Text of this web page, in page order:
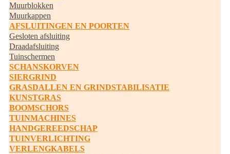
Muurblokken
Muurkappen
AFSLUITINGEN EN POORTEN
Gesloten afsluiting
Draadafsluiting
Tuinschermen
SCHANSKORVEN
SIERGRIND
GRASDALLEN EN GRINDSTABILISATIE
KUNSTGRAS
BOOMSCHORS
TUINMACHINES
HANDGEREEDSCHAP
TUINVERLICHTING
VERLENGKABELS